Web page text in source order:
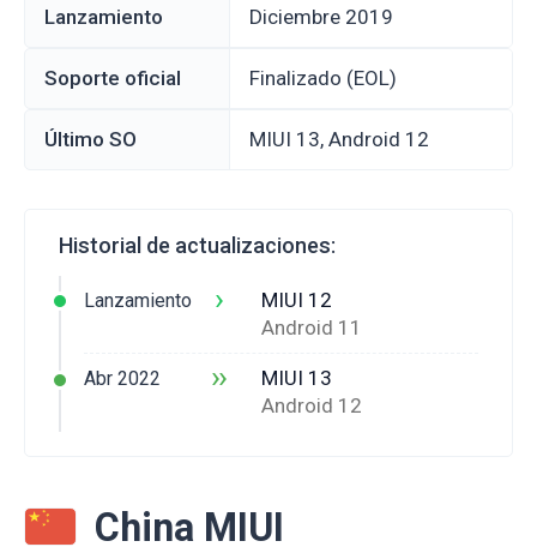
Lanzamiento diciembre 2019
Soporte oficial Finalizado (EOL)
Último SO MIUI 13, Android 12
Historial de actualizaciones:
Lanzamiento ›
MIUI 12
Android 11
Abr 2022 ››
MIUI 13
Android 12
China MIUI